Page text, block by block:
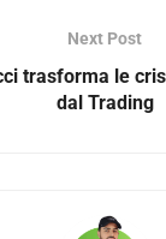
Next Post
trasforma le
dal Trading